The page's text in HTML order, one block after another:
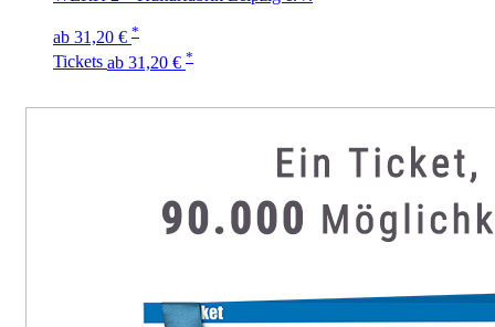
ab 31,20 € *
Tickets ab 31,20 € *